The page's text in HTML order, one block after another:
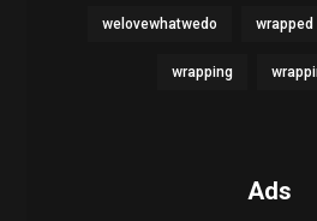
welovewhatwedo wrapped
wrapping
Ads